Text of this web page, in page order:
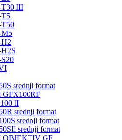
III
srednji format
GFX100RF
II
srednji format
srednji format
srednji format
OBJEKTIV GF